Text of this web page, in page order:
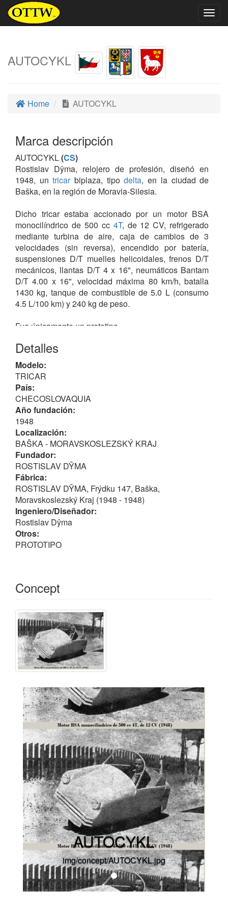
AUTOCYKL
Home AUTOCYKL
Marca descripción
AUTOCYKL(CS)
Rostislav Dŷma, relojero de profesión, diseñó en
1948, untricarbiplaza, tipodelta, en la ciudad de
Baška, en la región de Moravia-Silesia.
Dicho tricar estaba accionado por un motor BSA
monocilíndrico de 500 cc 4T, de 12 CV, refrigerado
mediante turbina de aire, caja de cambios de 3
velocidades (sin reversa), encendido por batería,
suspensiones D/T muelles helicoidales, frenos D/T
mecánicos, llantas D/T 4 x 16", neumáticos Bantam
D/T 4.00 x 16", velocidad máxima 80 km/h, batalla
1430 kg, tanque de combustible de 5.0 L (consumo
4.5 L/100 km) y 240 kg de peso.
Fue únicamente un prototipo.
Detalles
Modelo:
TRICAR
País:
CHECOSLOVAQUIA
Año fundación:
1948
Localización:
BAŠKA - MORAVSKOSLEZSKÝ KRAJ
Fundador:
ROSTISLAV DŶMA
Fábrica:
ROSTISLAV DŶMA, Frýdku 147, Baška,
Moravskoslezský Kraj (1948 - 1948)
Ingeniero/Diseñador:
Rostislav Dŷma
Otros:
PROTOTIPO
Concept
AUTOCYKL
img/concept/AUTOCYKL.jpg